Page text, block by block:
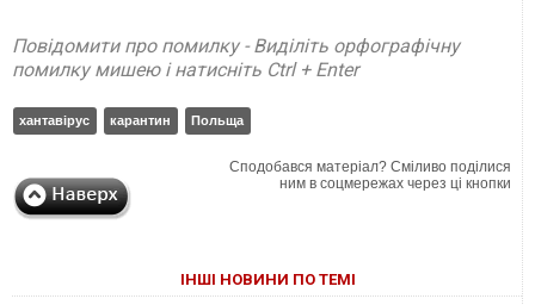
Повідомити про помилку - Виділіть орфографічну
помилку мишею і натисніть Ctrl + Enter
хантавірус карантин Польща
Сподобався матеріал? Сміливо поділися
ним в соцмережах через ці кнопки
ІНШІ НОВИНИ ПО ТЕМІ